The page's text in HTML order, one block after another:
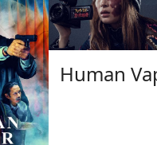
Human